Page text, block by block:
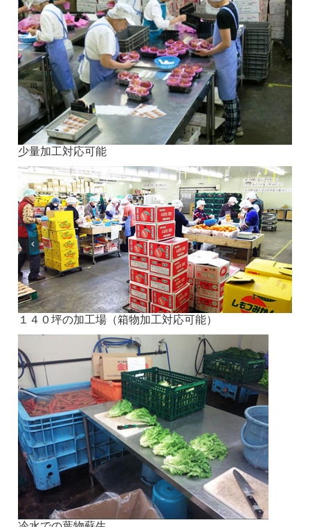
少量加工対応可能
１４０坪の加工場（箱物加工対応可能）